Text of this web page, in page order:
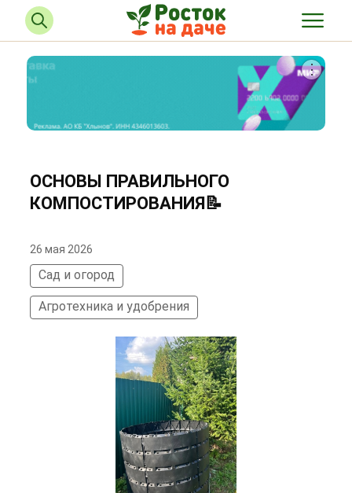
ОСНОВЫ ПРАВИЛЬНОГО
КОМПОСТИРОВАНИЯ📝
26 мая 2026
Сад и огород
Агротехника и удобрения